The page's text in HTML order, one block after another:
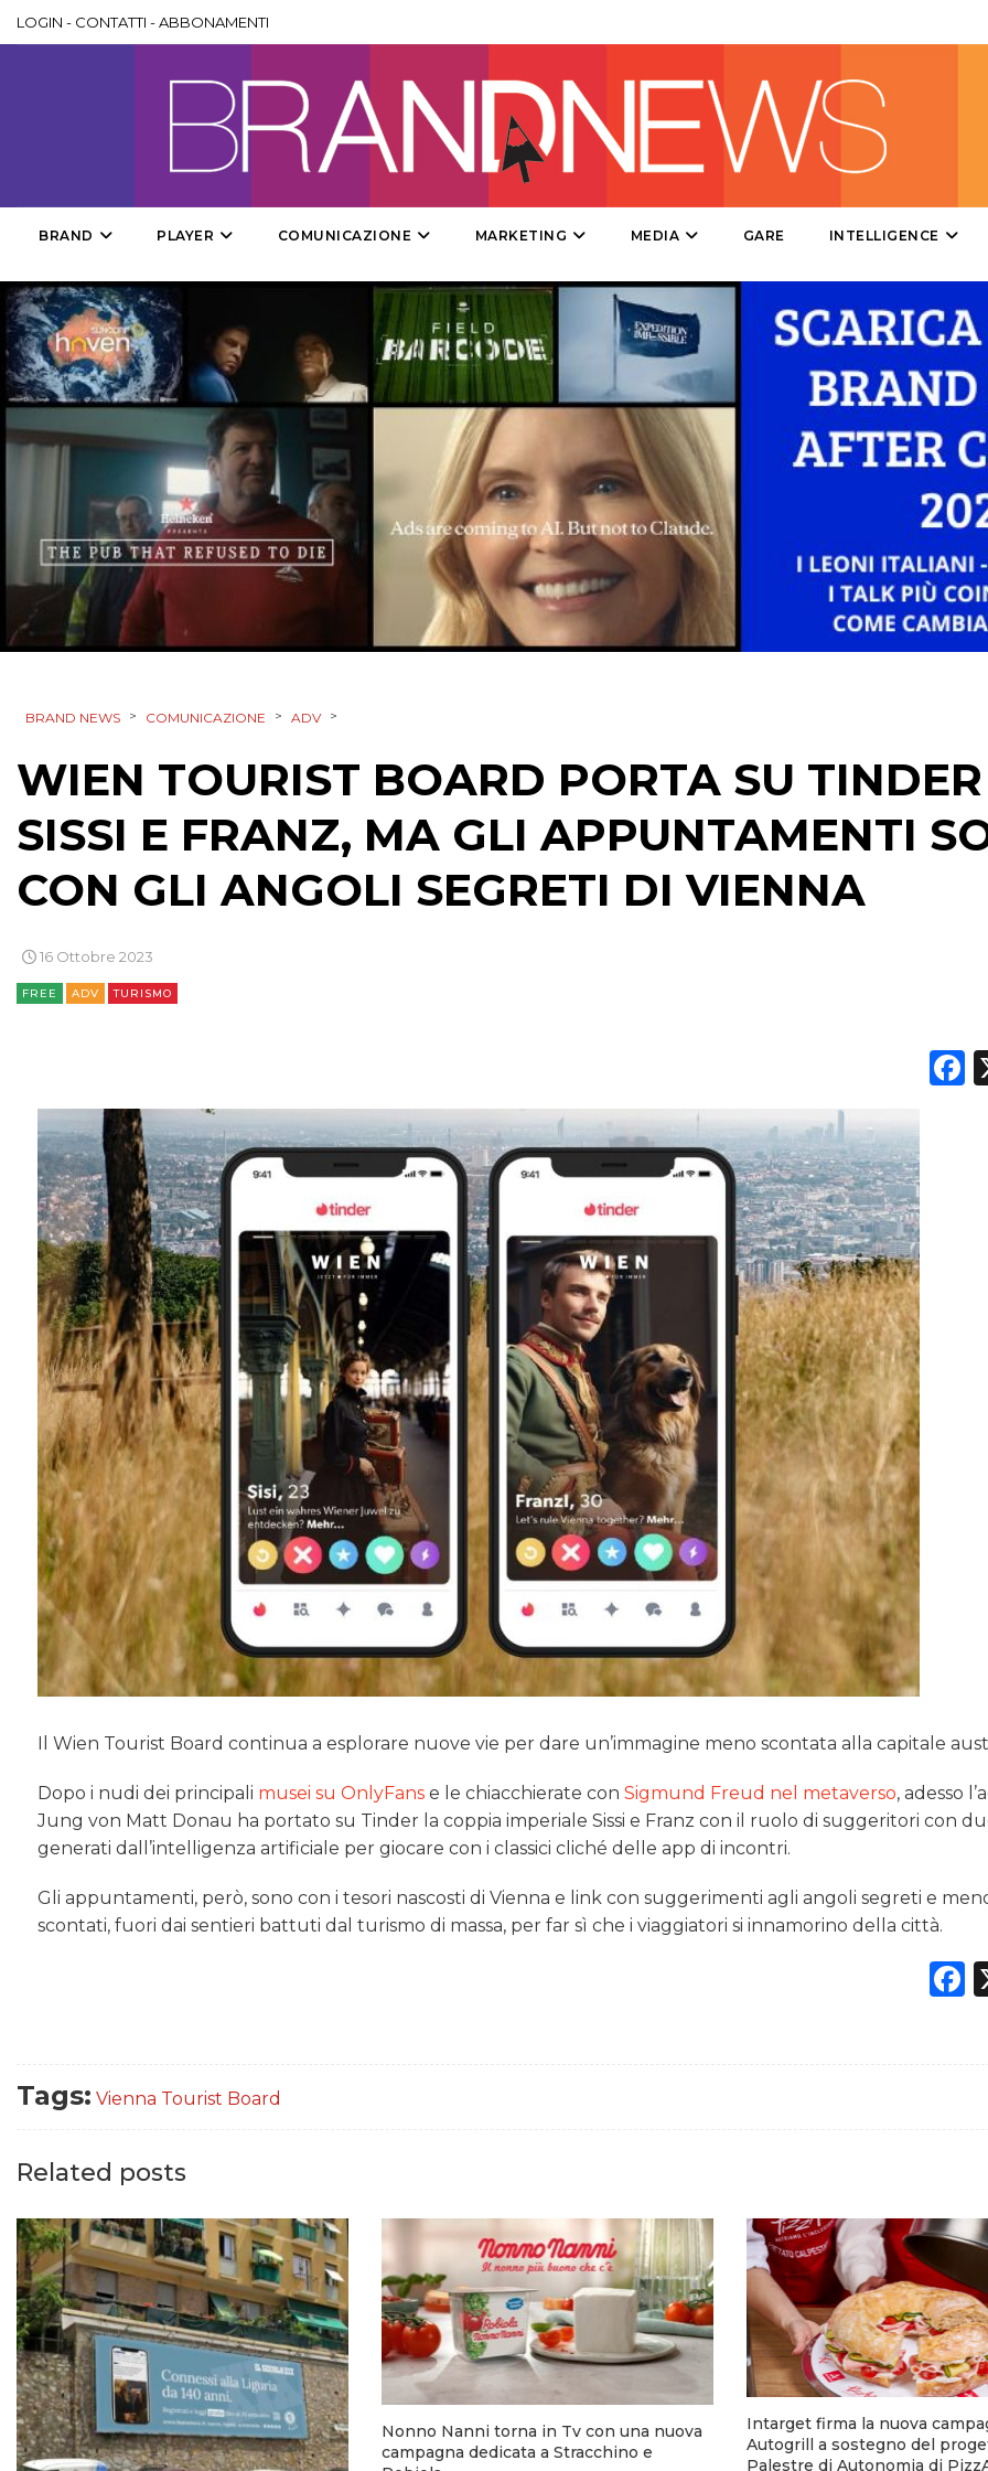
DESIGN
EVENTI
MOBILE
PUNTI VENDITA
CSR
STRATEGIE
CINEMA
TV
RICERCHE
NORMATIVE
TREND
CASE HISTORY
OPINIONI
LOGIN - CONTATTI -ABBONAMENTI
BRAND PLAYER COMUNICAZIONE MARKETING MEDIA GARE INTELLIGENCE
BRAND NEWS > COMUNICAZIONE > ADV >
WIEN TOURIST BOARD PORTA SU TINDER
SISSI E FRANZ, MA GLI APPUNTAMENTI
CON GLI ANGOLI SEGRETI DI VIENNA
16 Ottobre 2023
FREE ADV TURISMO
Il Wien Tourist Board continua a esplorare nuove vie per dare un’immagine meno scontata alla capitale
Dopo i nudi dei principali musei su OnlyFans e le chiacchierate conSigmund Freud nel metaverso, adesso
Jung von Matt Donau ha portato su Tinder la coppia imperiale Sissi e Franz con il ruolo di suggeritori con
generati dall’intelligenza artificiale per giocare con i classici cliché delle app di incontri.
Gli appuntamenti, però, sono con i tesori nascosti di Vienna e link con suggerimenti agli angoli segreti e
scontati, fuori dai sentieri battuti dal turismo di massa, per far sì che i viaggiatori si innamorino della città.
Tags: Vienna Tourist Board
Related posts
Nonno Nanni torna in Tv con una nuova
campagna dedicata a Stracchino e
Intarget firma la nuova
Autogrill a sostegno del
Palestre di Autonomia di